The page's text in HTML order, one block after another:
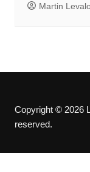
Martin
Copyright © 2026
reserved.